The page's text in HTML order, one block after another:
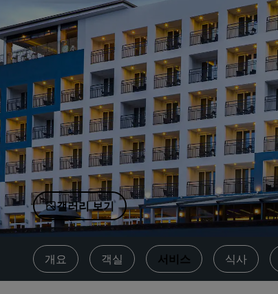
중국 제휴 브랜드
갤러리 보기
개요 객실 서비스 식사